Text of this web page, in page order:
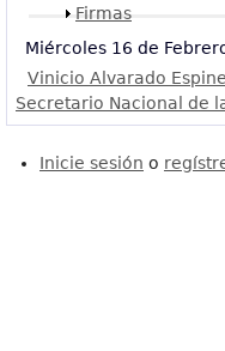
Mostrar
Firmas
Miércoles 16 de
Vinicio Alvarado Espinel
Secretario Nacional de
Inicie sesión o